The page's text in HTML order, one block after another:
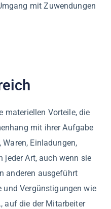
mit Zuwendungen
materiellen Vorteile, die
mit ihrer Aufgabe
Einladungen,
jeder Art, auch wenn sie
anderen ausgeführt
und Vergünstigungen wie
auf die der Mitarbeiter